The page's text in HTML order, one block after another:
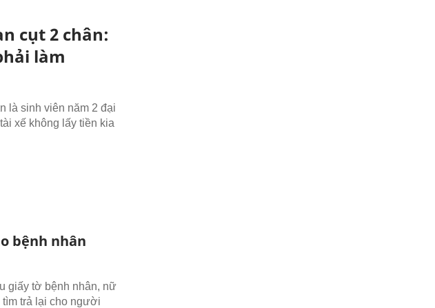
cụt 2 chân:
làm
là sinh viên năm 2 đại
xế không lấy tiền kia
bệnh nhân
giấy tờ bệnh nhân, nữ
tìm trả lại cho người